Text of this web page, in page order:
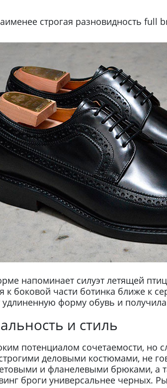
строгая разновидность
напоминает силуэт летящей
боковой части ботинка ближе к
удлиненную форму обувь и
и стиль
потенциалом сочетаемости, но
деловыми костюмами, не
и фланелевыми брюками, а
броги универсальнее черных.